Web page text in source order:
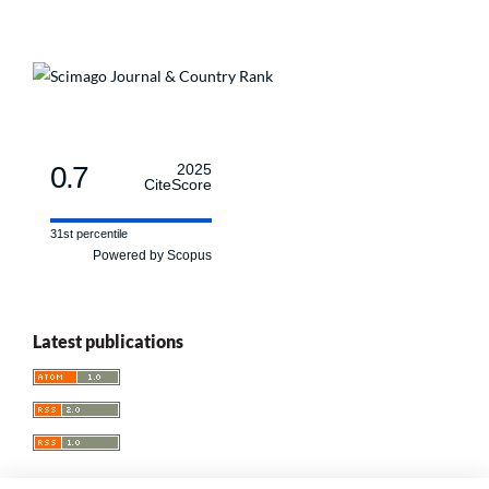
0.7
2025
CiteScore
31st percentile
Powered by Scopus
Latest publications